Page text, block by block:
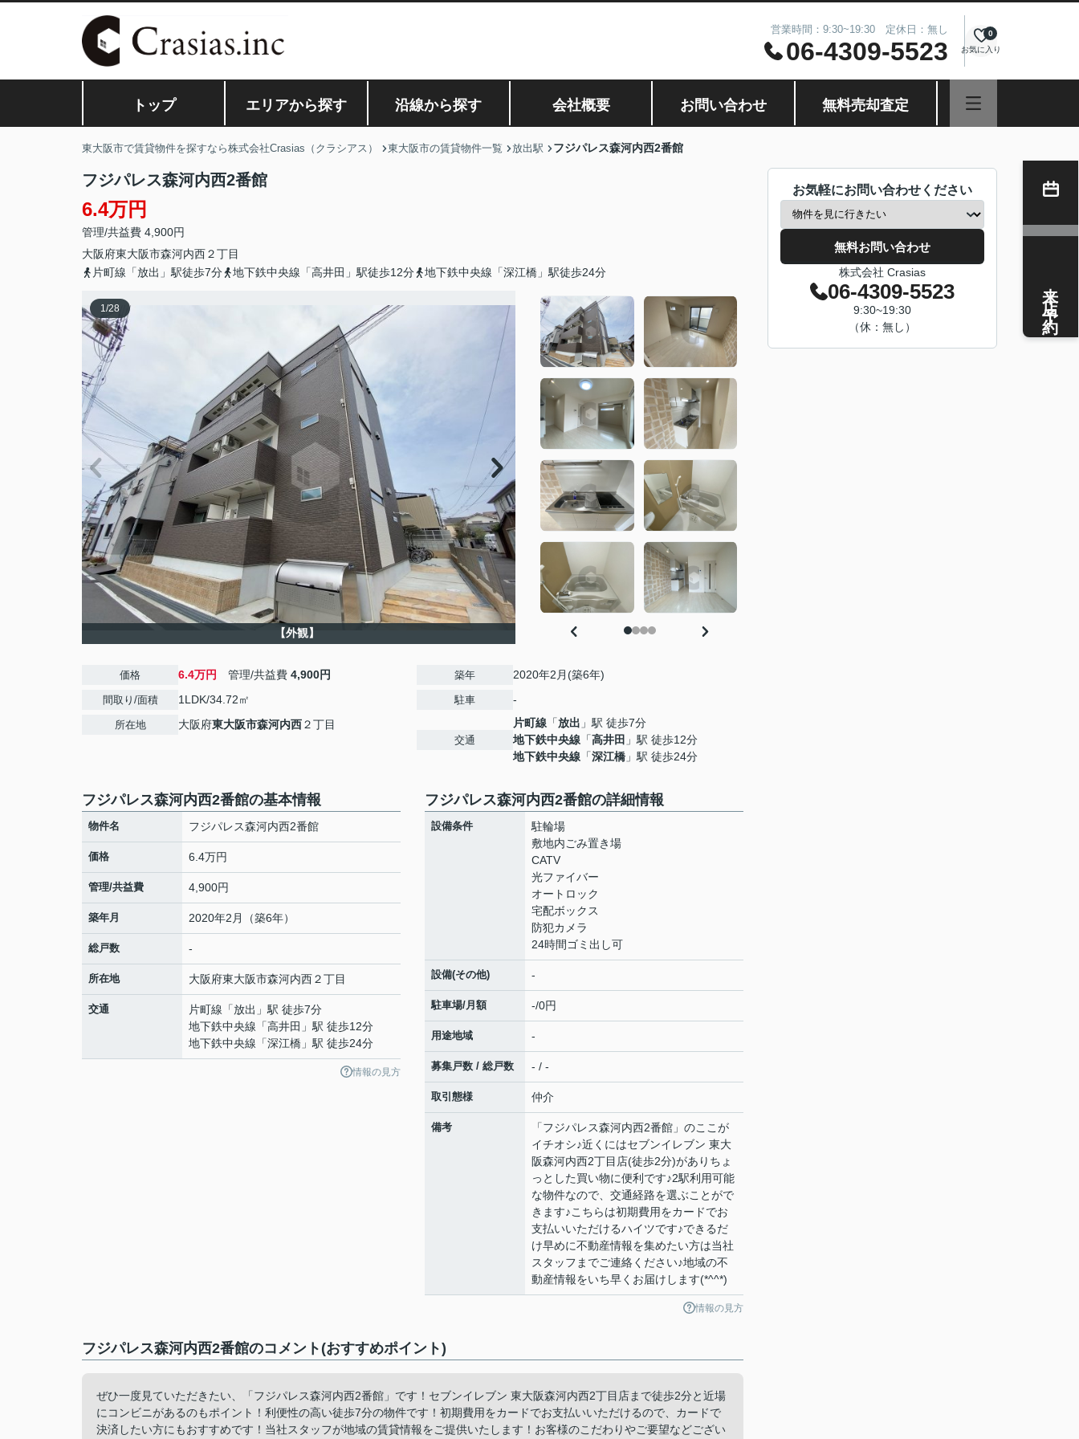
営業時間：9:30~19:30 定休日：無し
06-4309-5523 お気に入り
0
トップ エリアから探す 沿線から探す 会社概要 お問い合わせ 無料売却査定
東大阪市で賃貸物件を探すなら株式会社Crasias（クラシアス） 東大阪市の賃貸物件一覧 放出駅 フジパレス森河内西2番館
フジパレス森河内西2番館
6.4万円
管理/共益費 4,900円
大阪府東大阪市森河内西２丁目
片町線「放出」駅徒歩7分
地下鉄中央線「高井田」駅徒歩12分 地下鉄中央線「深江橋」駅徒歩24分
1/28
【外観】
価格 6.4万円 管理/共益費 4,900円
間取り/面積 1LDK/34.72㎡
所在地 大阪府東大阪市森河内西２丁目
築年 2020年2月(築6年)
駐車 -
交通
片町線 「放出 」駅 徒歩7分
地下鉄中央線 「高井田 」駅 徒歩12分
地下鉄中央線 「深江橋 」駅 徒歩24分
フジパレス森河内西2番館の基本情報
物件名 フジパレス森河内西2番館
価格 6.4万円
管理/共益費 4,900円
築年月 2020年2月（築6年）
総戸数 -
所在地 大阪府東大阪市森河内西２丁目
交通 片町線 「放出 」駅 徒歩7分
地下鉄中央線 「高井田 」駅 徒歩12分
地下鉄中央線 「深江橋 」駅 徒歩24分
情報の見方
フジパレス森河内西2番館の詳細情報
設備条件
駐輪場
敷地内ごみ置き場
CATV
光ファイバー
オートロック
宅配ボックス
防犯カメラ
24時間ゴミ出し可
設備(その他) -
駐車場/月額 -/0円
用途地域 -
募集戸数 / 総戸数 - / -
取引態様 仲介
備考
「フジパレス森河内西2番館」のここが
イチオシ♪近くにはセブンイレブン 東大
阪森河内西2丁目店(徒歩2分)がありちょ
っとした買い物に便利です♪2駅利用可能
な物件なので、交通経路を選ぶことがで
きます♪こちらは初期費用をカードでお
支払いいただけるハイツです♪できるだ
け早めに不動産情報を集めたい方は当社
スタッフまでご連絡ください♪地域の不
動産情報をいち早くお届けします(*^^*)
情報の見方
フジパレス森河内西2番館のコメント(おすすめポイント)
ぜひ一度見ていただきたい、「フジパレス森河内西2番館」です！セブンイレブン 東大阪森河内西2丁目店まで徒歩2分と近場
にコンビニがあるのもポイント！利便性の高い徒歩7分の物件です！初期費用をカードでお支払いいただけるので、カードで
決済したい方にもおすすめです！当社スタッフが地域の賃貸情報をご提供いたします！お客様のこだわりやご要望などござい
お気軽にお問い合わせください
無料お問い合わせ
株式会社 Crasias
06-4309-5523
9:30~19:30
（休：無し）
来店予約